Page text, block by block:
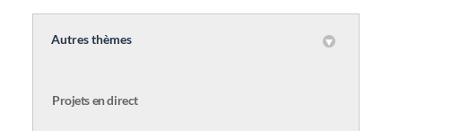
Autres thèmes
Projets en direct